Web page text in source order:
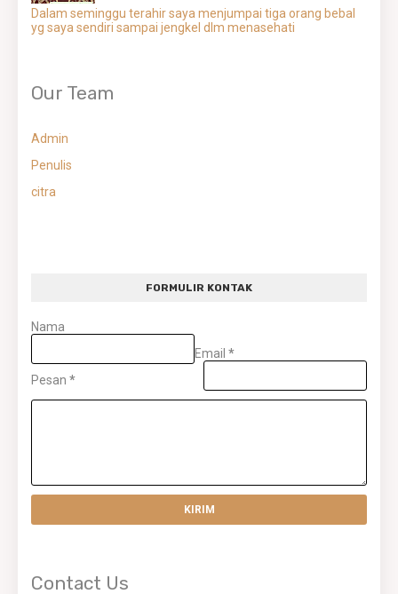
Dalam seminggu terahir saya menjumpai tiga orang bebal
yg saya sendiri sampai jengkel dlm menasehati
Our Team
Admin
Penulis
citra
FORMULIR KONTAK
Nama
Email *
Pesan *
Contact Us